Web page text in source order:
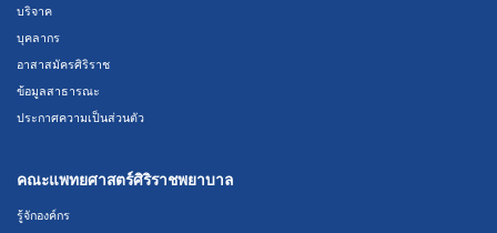
บริจาค
บุคลากร
อาสาสมัครศิริราช
ข้อมูลสาธารณะ
ประกาศความเป็นส่วนตัว
คณะแพทยศาสตร์ศิริราชพยาบาล
รู้จักองค์กร